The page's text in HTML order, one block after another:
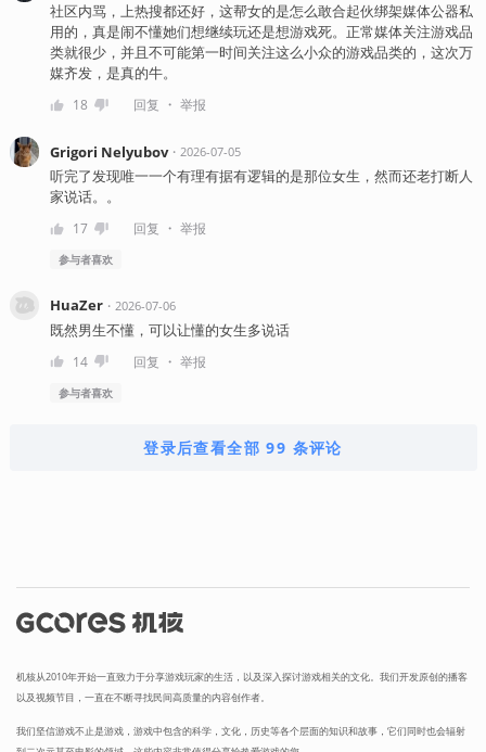
社区内骂，上热搜都还好，这帮女的是怎么敢合起伙绑架媒体公器私
用的，真是闹不懂她们想继续玩还是想游戏死。正常媒体关注游戏品
类就很少，并且不可能第一时间关注这么小众的游戏品类的，这次万
媒齐发，是真的牛。
18 回复 ・ 举报
Grigori Nelyubov・ 2026-07-05
听完了发现唯一一个有理有据有逻辑的是那位女生，然而还老打断人
家说话。。
17 回复 ・ 举报
参与者喜欢
HuaZer・ 2026-07-06
既然男生不懂，可以让懂的女生多说话
14 回复 ・ 举报
参与者喜欢
登录后查看全部 99 条评论
机核从2010年开始一直致力于分享游戏玩家的生活，以及深入探讨游戏相关的文化。我们开发原创的播客
以及视频节目，一直在不断寻找民间高质量的内容创作者。
我们坚信游戏不止是游戏，游戏中包含的科学，文化，历史等各个层面的知识和故事，它们同时也会辐射